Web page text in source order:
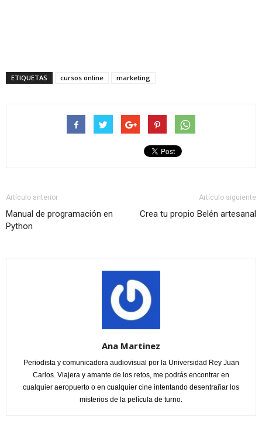
ETIQUETAS cursos online marketing
Artículo anterior
Manual de programación en
Python
Artículo siguiente
Crea tu propio Belén artesanal
Ana Martinez
Periodista y comunicadora audiovisual por la Universidad Rey Juan
Carlos. Viajera y amante de los retos, me podrás encontrar en
cualquier aeropuerto o en cualquier cine intentando desentrañar los
misterios de la película de turno.